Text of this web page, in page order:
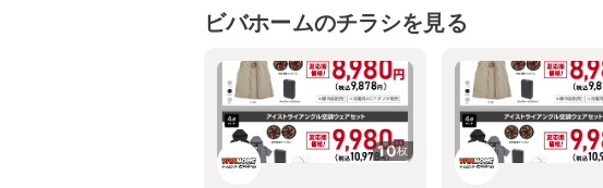
ビバホームのチラシを見る
10枚